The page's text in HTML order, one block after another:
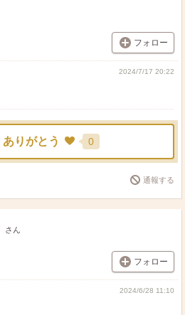
フォロー
2024/7/17 20:22
ありがとう 0
通報する
さん
フォロー
2024/6/28 11:10